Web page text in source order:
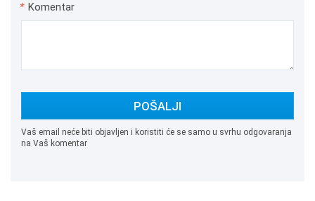
* Komentar
POŠALJI
Vaš email neće biti objavljen i koristiti će se samo u svrhu odgovaranja
na Vaš komentar